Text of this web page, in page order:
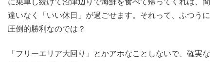
に乗車し続けて沼津辺りで海鮮を食べて帰ってくれば、間
違いなく「いい休日」が過ごせます。それって、ふつうに
圧倒的勝利なのでは？
「フリーエリア大回り」とかアホなことしないで、確実な